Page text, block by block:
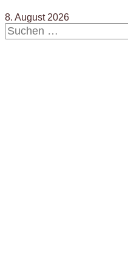
8. August 2026
Suchen
nach: